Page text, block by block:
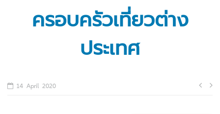
ครอบครัวเที่ยวต่าง
ประเทศ
14 April 2020